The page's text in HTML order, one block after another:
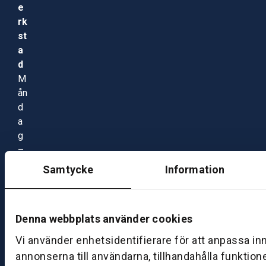
Samtycke Information
Denna webbplats använder cookies
Vi använder enhetsidentifierare för att anpassa
annonserna till användarna, tillhandahålla
e
rk
st
a
d
M
ån
d
a
g
–
d
g:
0
0